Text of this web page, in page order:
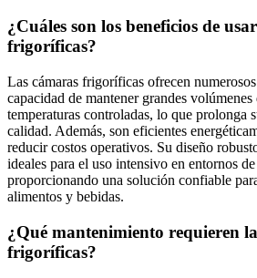
¿Cuáles son los beneficios de
frigoríficas?
Las cámaras frigoríficas ofrecen
capacidad de mantener grandes volúmenes
temperaturas controladas, lo que prolonga
calidad. Además, son eficientes
reducir costos operativos. Su diseño
ideales para el uso intensivo en entornos
proporcionando una solución confiable
alimentos y bebidas.
¿Qué mantenimiento requieren
frigoríficas?